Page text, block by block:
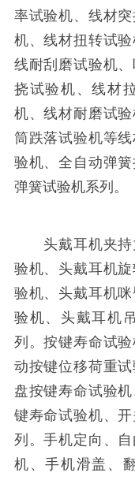
率试验机、线材
机、线材扭转试
线耐刮磨试验机
挠试验机、线材
机、线材耐磨试
筒跌落试验机等
验机、全自动弹
弹簧试验机系列。
头戴耳机夹持
验机、头戴耳机
验机、头戴耳机
验机、头戴耳机
列。按键寿命试
动按键位移荷重
盘按键寿命试验
键寿命试验机、
列。手机定向、
机、手机滑盖、